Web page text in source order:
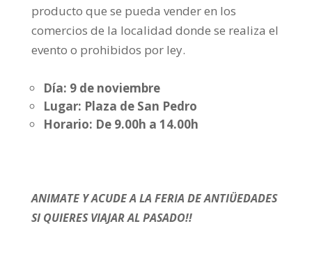
producto que se pueda vender en los
comercios de la localidad donde se realiza el
evento o prohibidos por ley.
Día: 9 de noviembre
Lugar: Plaza de San Pedro
Horario: De 9.00h a 14.00h
ANIMATE Y ACUDE A LA FERIA DE ANTIÜEDADES
SI QUIERES VIAJAR AL PASADO!!